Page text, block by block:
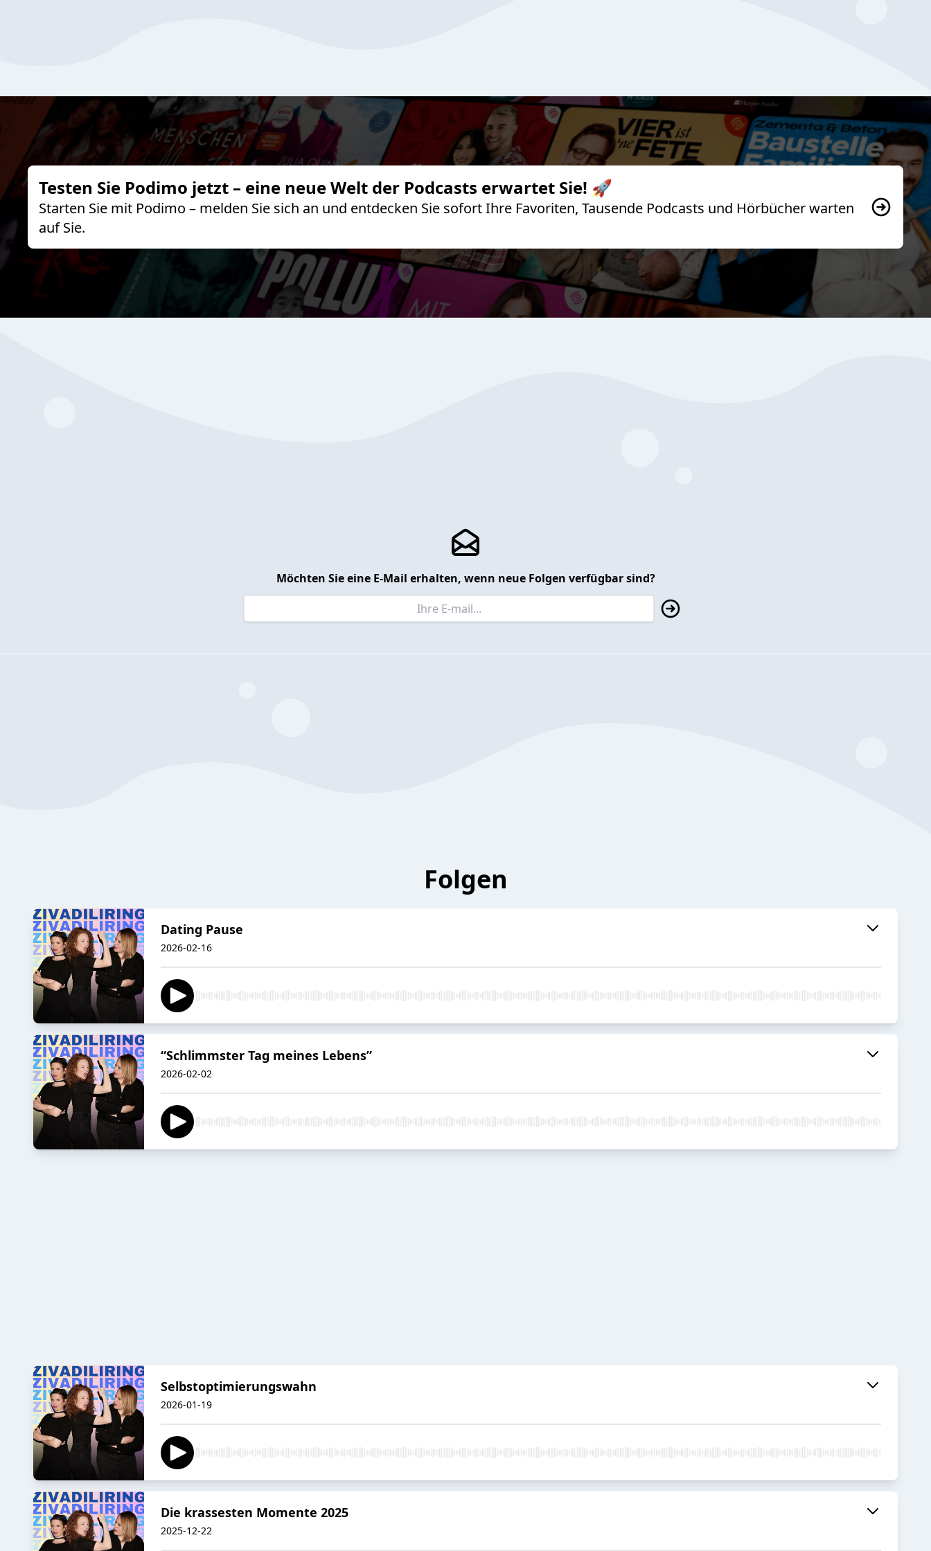
Testen Sie Podimo jetzt – eine neue Welt der Podcasts erwartet Sie! 🚀
Starten Sie mit Podimo – melden Sie sich an und entdecken Sie sofort Ihre Favoriten, Tausende Podcasts und Hörbücher warten
auf Sie.
Möchten Sie eine E-Mail erhalten, wenn neue Folgen verfügbar sind?
Folgen
Dating Pause
2026-02-16
“Schlimmster Tag meines Lebens”
2026-02-02
Selbstoptimierungswahn
2026-01-19
Die krassesten Momente 2025
2025-12-22